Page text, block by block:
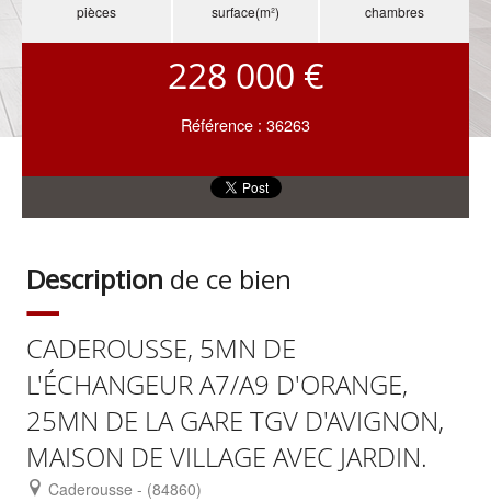
pièces surface(m²) chambres
228 000 €
Référence : 36263
Description de ce bien
CADEROUSSE, 5MN DE
L'ÉCHANGEUR A7/A9 D'ORANGE,
25MN DE LA GARE TGV D'AVIGNON,
MAISON DE VILLAGE AVEC JARDIN.
Caderousse - (84860)